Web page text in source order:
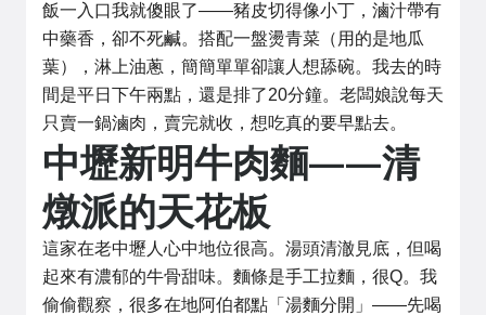
飯一入口我就傻眼了——豬皮切得像小丁，滷汁帶有
中藥香，卻不死鹹。搭配一盤燙青菜（用的是地瓜
葉），淋上油蔥，簡簡單單卻讓人想舔碗。我去的時
間是平日下午兩點，還是排了20分鐘。老闆娘說每天
只賣一鍋滷肉，賣完就收，想吃真的要早點去。
中壢新明牛肉麵——清
燉派的天花板
這家在老中壢人心中地位很高。湯頭清澈見底，但喝
起來有濃郁的牛骨甜味。麵條是手工拉麵，很Q。我
偷偷觀察，很多在地阿伯都點「湯麵分開」——先喝